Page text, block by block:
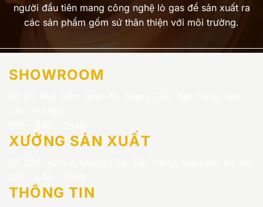
người đầu tiên mang công nghệ lò gas để sản xuất ra
các sản phẩm gốm sứ thân thiện với môi trường.
SHOWROOM
XƯỞNG SẢN XUẤT
THÔNG TIN